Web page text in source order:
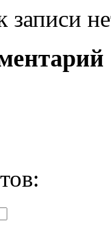
записи